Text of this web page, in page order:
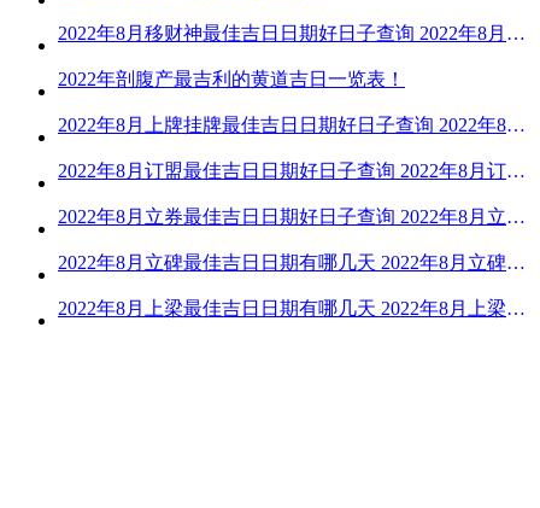
2022年8月移财神最佳吉日日期好日子查询 2022年8月移财神吉日一览
2022年剖腹产最吉利的黄道吉日一览表！
2022年8月上牌挂牌最佳吉日日期好日子查询 2022年8月上牌吉日精选
2022年8月订盟最佳吉日日期好日子查询 2022年8月订盟黄道吉日一览
2022年8月立券最佳吉日日期好日子查询 2022年8月立券的黄道吉日一览
2022年8月立碑最佳吉日日期有哪几天 2022年8月立碑吉日查询
2022年8月上梁最佳吉日日期有哪几天 2022年8月上梁的黄道吉日